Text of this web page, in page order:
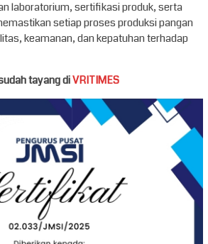
laboratorium, sertifikasi produk, serta
setiap proses produksi pangan
keamanan, dan kepatuhan terhadap
tayang diVRITIMES